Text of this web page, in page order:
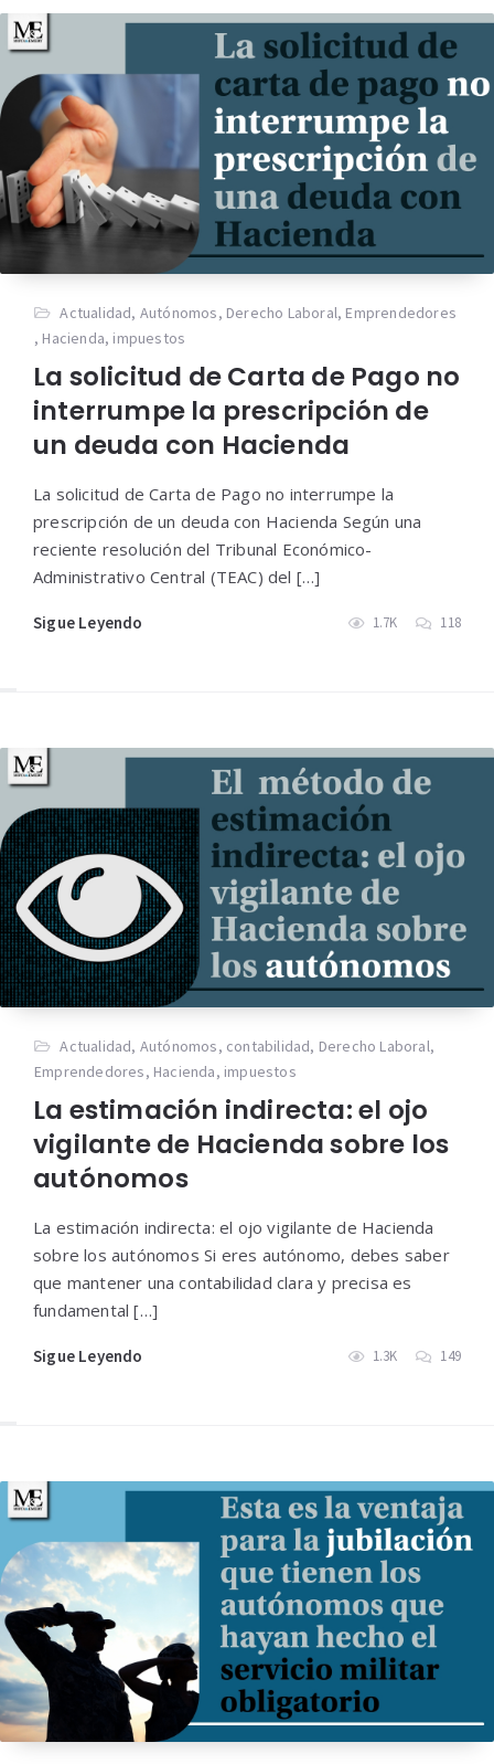
Actualidad, Autónomos, Derecho Laboral, Emprendedores
, Hacienda, impuestos
La solicitud de Carta de Pago no
interrumpe la prescripción de
un deuda con Hacienda
La solicitud de Carta de Pago no interrumpe la
prescripción de un deuda con Hacienda Según una
reciente resolución del Tribunal Económico-
Administrativo Central (TEAC) del […]
Sigue Leyendo 1.7K 118
Actualidad, Autónomos, contabilidad, Derecho Laboral,
Emprendedores, Hacienda, impuestos
La estimación indirecta: el ojo
vigilante de Hacienda sobre los
autónomos
La estimación indirecta: el ojo vigilante de Hacienda
sobre los autónomos Si eres autónomo, debes saber
que mantener una contabilidad clara y precisa es
fundamental […]
Sigue Leyendo 1.3K 149